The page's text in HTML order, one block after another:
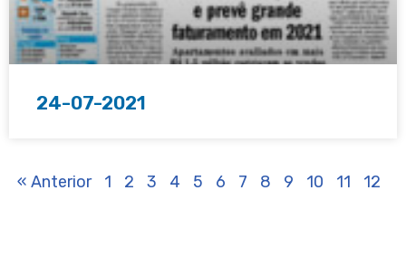
24-07-2021
« Anterior 1 2 3 4 5 6 7 8 9 10 11 12